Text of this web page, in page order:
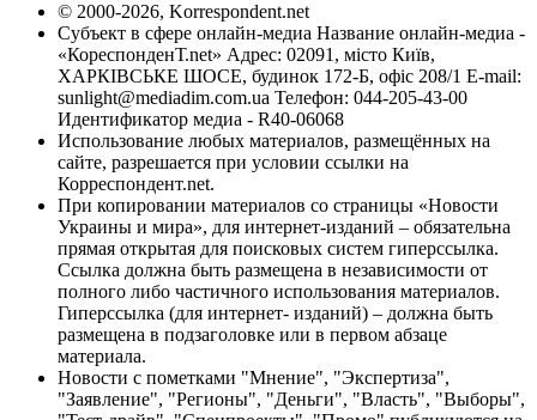
© 2000-2026, Korrespondent.net
Субъект в сфере онлайн-медиа Название онлайн-медиа -
«КореспонденТ.net» Адрес: 02091, місто Київ,
ХАРКІВСЬКЕ ШОСЕ, будинок 172-Б, офіс 208/1 E-mail:
sunlight@mediadim.com.ua Телефон: 044-205-43-00
Идентификатор медиа - R40-06068
Использование любых материалов, размещённых на
сайте, разрешается при условии ссылки на
Корреспондент.net.
При копировании материалов со страницы «Новости
Украины и мира», для интернет-изданий – обязательна
прямая открытая для поисковых систем гиперссылка.
Ссылка должна быть размещена в независимости от
полного либо частичного использования материалов.
Гиперссылка (для интернет- изданий) – должна быть
размещена в подзаголовке или в первом абзаце
материала.
Новости с пометками "Мнение", "Экспертиза",
"Заявление", "Регионы", "Деньги", "Власть", "Выборы",